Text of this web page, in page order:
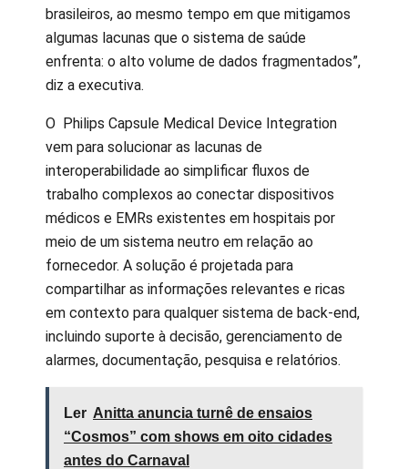
brasileiros, ao mesmo tempo em que mitigamos
algumas lacunas que o sistema de saúde
enfrenta: o alto volume de dados fragmentados”,
diz a executiva.
O Philips Capsule Medical Device Integration
vem para solucionar as lacunas de
interoperabilidade ao simplificar fluxos de
trabalho complexos ao conectar dispositivos
médicos e EMRs existentes em hospitais por
meio de um sistema neutro em relação ao
fornecedor. A solução é projetada para
compartilhar as informações relevantes e ricas
em contexto para qualquer sistema de back-end,
incluindo suporte à decisão, gerenciamento de
alarmes, documentação, pesquisa e relatórios.
Ler Anitta anuncia turnê de ensaios
“Cosmos” com shows em oito cidades
antes do Carnaval